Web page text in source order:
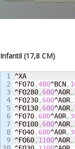
Infantil (17,8 CM)
1
2
3
4
5
6
7
8
9
^XA
^FO70,480^BCN,
^FO280, 600^A0R,
^FO230,600^A0R,
^FO130, 600^A0R,
^FO70,600^A0R,
^FO100, 600^A0R,
^FO40,600^A0R,
^FO60, 1100^A0R,